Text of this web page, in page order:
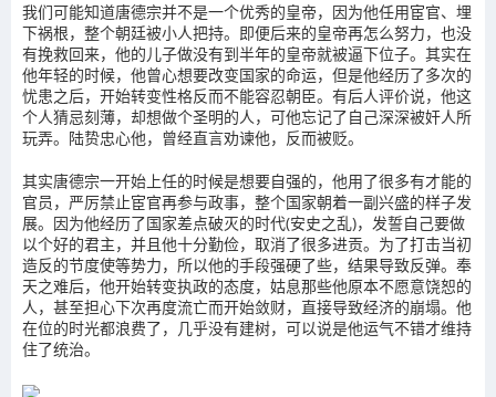
我们可能知道唐德宗并不是一个优秀的皇帝，因为他任用宦官、埋
下祸根，整个朝廷被小人把持。即便后来的皇帝再怎么努力，也没
有挽救回来，他的儿子做没有到半年的皇帝就被逼下位子。其实在
他年轻的时候，他曾心想要改变国家的命运，但是他经历了多次的
忧患之后，开始转变性格反而不能容忍朝臣。有后人评价说，他这
个人猜忌刻薄，却想做个圣明的人，可他忘记了自己深深被奸人所
玩弄。陆贽忠心他，曾经直言劝谏他，反而被贬。
其实唐德宗一开始上任的时候是想要自强的，他用了很多有才能的
官员，严厉禁止宦官再参与政事，整个国家朝着一副兴盛的样子发
展。因为他经历了国家差点破灭的时代(安史之乱)，发誓自己要做
以个好的君主，并且他十分勤俭，取消了很多进贡。为了打击当初
造反的节度使等势力，所以他的手段强硬了些，结果导致反弹。奉
天之难后，他开始转变执政的态度，姑息那些他原本不愿意饶恕的
人，甚至担心下次再度流亡而开始敛财，直接导致经济的崩塌。他
在位的时光都浪费了，几乎没有建树，可以说是他运气不错才维持
住了统治。